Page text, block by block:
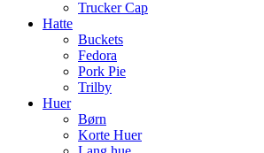
Trucker Cap
Hatte
Buckets
Fedora
Pork Pie
Trilby
Huer
Børn
Korte Huer